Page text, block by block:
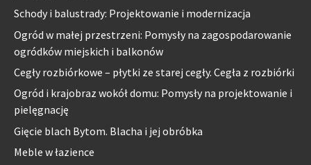
Schody i balustrady: Projektowanie i modernizacja
Ogród w małej przestrzeni: Pomysły na zagospodarowanie
ogródków miejskich i balkonów
Cegły rozbiórkowe – płytki ze starej cegły. Cegła z rozbiórki
Ogród i krajobraz wokół domu: Pomysły na projektowanie i
pielęgnację
Gięcie blach Bytom. Blacha i jej obróbka
Meble w łazience